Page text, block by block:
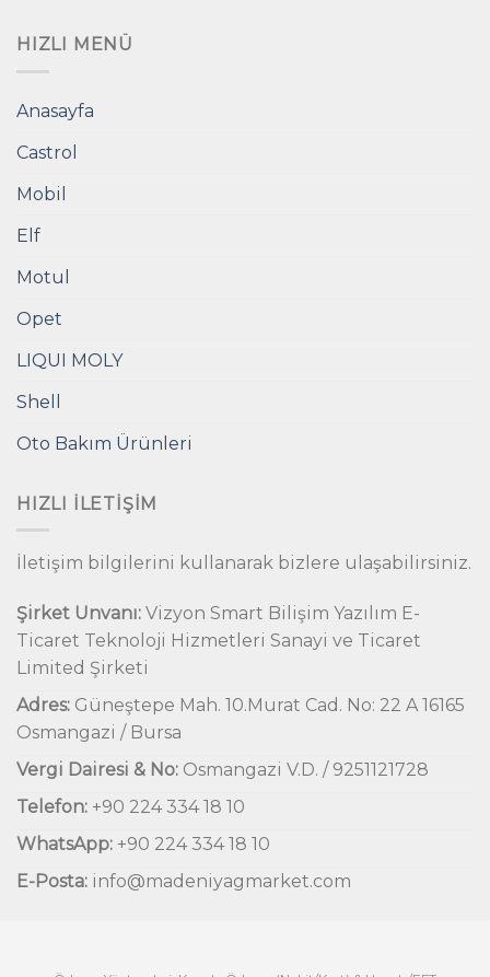
HIZLI MENÜ
Anasayfa
Castrol
Mobil
Elf
Motul
Opet
LIQUI MOLY
Shell
Oto Bakım Ürünleri
HIZLI İLETIŞIM
İletişim bilgilerini kullanarak bizlere ulaşabilirsiniz.
Şirket Unvanı: Vizyon Smart Bilişim Yazılım E-
Ticaret Teknoloji Hizmetleri Sanayi ve Ticaret
Limited Şirketi
Adres: Güneştepe Mah. 10.Murat Cad. No: 22 A 16165
Osmangazi / Bursa
Vergi Dairesi & No: Osmangazi V.D. / 9251121728
Telefon: +90 224 334 18 10
WhatsApp: +90 224 334 18 10
E-Posta: info@madeniyagmarket.com